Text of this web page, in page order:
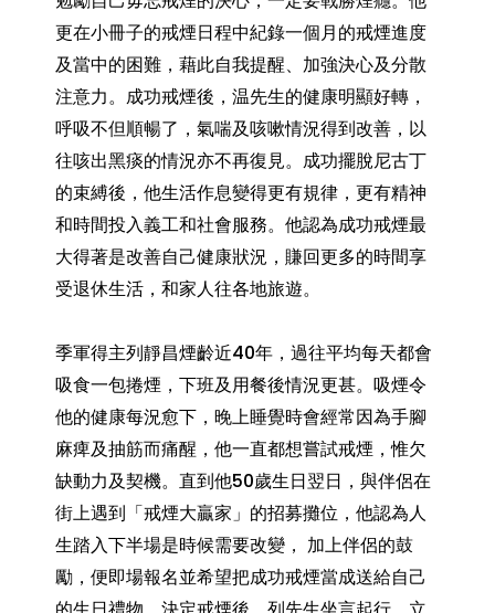
更在小冊子的戒煙日程中紀錄一個月的戒煙進度
及當中的困難，藉此自我提醒、加強決心及分散
注意力。成功戒煙後，温先生的健康明顯好轉，
呼吸不但順暢了，氣喘及咳嗽情況得到改善，以
往咳出黑痰的情況亦不再復見。成功擺脫尼古丁
的束縛後，他生活作息變得更有規律，更有精神
和時間投入義工和社會服務。他認為成功戒煙最
大得著是改善自己健康狀況，賺回更多的時間享
受退休生活，和家人往各地旅遊。
季軍得主列靜昌煙齡近40年，過往平均每天都會
吸食一包捲煙，下班及用餐後情況更甚。吸煙令
他的健康每況愈下，晚上睡覺時會經常因為手腳
麻痺及抽筋而痛醒，他一直都想嘗試戒煙，惟欠
缺動力及契機。直到他50歲生日翌日，與伴侶在
街上遇到「戒煙大贏家」的招募攤位，他認為人
生踏入下半場是時候需要改變， 加上伴侶的鼓
勵，便即場報名並希望把成功戒煙當成送給自己